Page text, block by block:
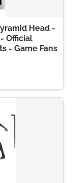
Head -
Official
- Game Fans